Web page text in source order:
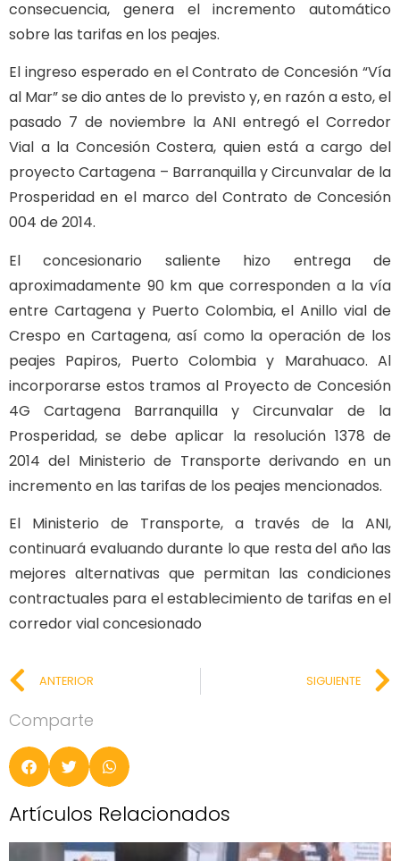
consecuencia, genera el incremento automático
sobre las tarifas en los peajes.
El ingreso esperado en el Contrato de Concesión “Vía
al Mar” se dio antes de lo previsto y, en razón a esto, el
pasado 7 de noviembre la ANI entregó el Corredor
Vial a la Concesión Costera, quien está a cargo del
proyecto Cartagena – Barranquilla y Circunvalar de la
Prosperidad en el marco del Contrato de Concesión
004 de 2014.
El concesionario saliente hizo entrega de
aproximadamente 90 km que corresponden a la vía
entre Cartagena y Puerto Colombia, el Anillo vial de
Crespo en Cartagena, así como la operación de los
peajes Papiros, Puerto Colombia y Marahuaco. Al
incorporarse estos tramos al Proyecto de Concesión
4G Cartagena Barranquilla y Circunvalar de la
Prosperidad, se debe aplicar la resolución 1378 de
2014 del Ministerio de Transporte derivando en un
incremento en las tarifas de los peajes mencionados.
El Ministerio de Transporte, a través de la ANI,
continuará evaluando durante lo que resta del año las
mejores alternativas que permitan las condiciones
contractuales para el establecimiento de tarifas en el
corredor vial concesionado
ANTERIOR SIGUIENTE
Comparte
Artículos Relacionados